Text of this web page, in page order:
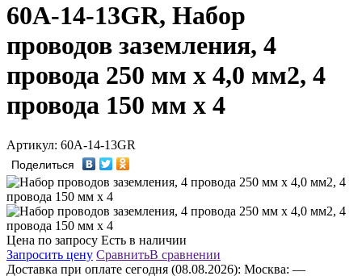
60A-14-13GR, Набор
проводов заземления, 4
провода 250 мм x 4,0 мм2, 4
провода 150 мм x 4
Артикул: 60A-14-13GR
Поделиться
Цена по запросу Есть в наличии
Запросить цену СравнитьВ сравнении
Доставка при оплате сегодня (08.08.2026): Москва: —